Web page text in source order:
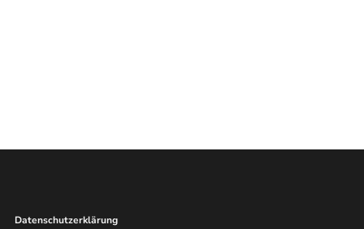
Datenschutzerklärung